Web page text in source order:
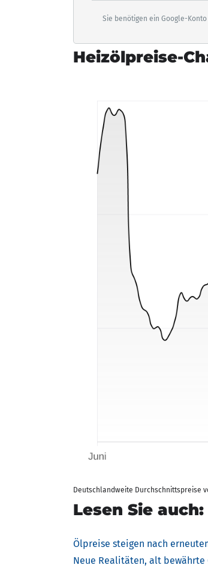
Sie benötigen ein Google-
Heizölpreise-
Deutschlandweite Durchschnittspreise
Lesen Sie auch:
Ölpreise steigen nach
Neue Realitäten, alt bewährte